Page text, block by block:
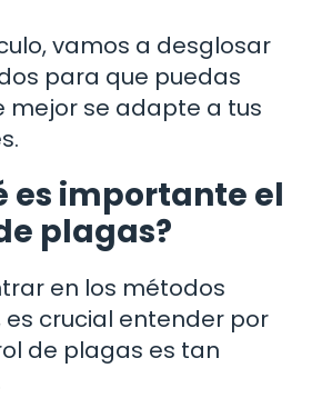
vamos a desglosar
para que puedas
mejor se adapte a tus
es importante el
plagas?
en los métodos
es crucial entender por
de plagas es tan